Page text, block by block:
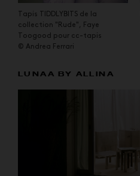
Tapis TIDDLYBITS de la
collection "Rude", Faye
Toogood pour cc-tapis
© Andrea Ferrari
LUNAA BY ALLINA